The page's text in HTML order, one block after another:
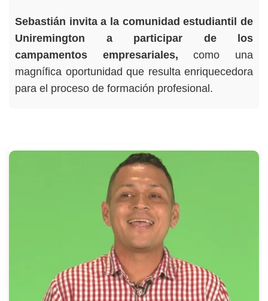
Sebastián invita a la comunidad estudiantil de
Uniremington a participar de los
campamentos empresariales, como una
magnífica oportunidad que resulta enriquecedora
para el proceso de formación profesional.